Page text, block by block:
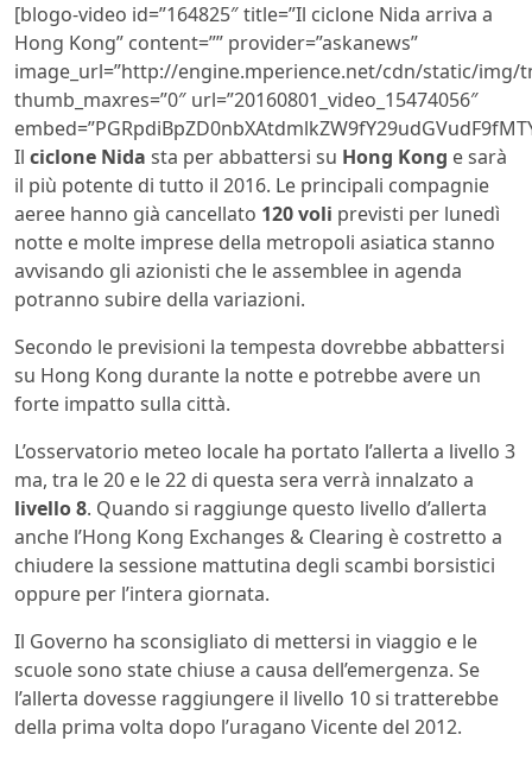
[blogo-video id=”164825″ title=”Il ciclone Nida arriva a
Hong Kong” content=”” provider=”askanews”
image_url=”http://engine.mperience.net/cdn/static/img/
thumb_maxres=”0″ url=”20160801_video_15474056″
Il ciclone Nida sta per abbattersi su Hong Kong e sarà
il più potente di tutto il 2016. Le principali compagnie
aeree hanno già cancellato 120 voli previsti per lunedì
notte e molte imprese della metropoli asiatica stanno
avvisando gli azionisti che le assemblee in agenda
potranno subire della variazioni.
Secondo le previsioni la tempesta dovrebbe abbattersi
su Hong Kong durante la notte e potrebbe avere un
forte impatto sulla città.
L’osservatorio meteo locale ha portato l’allerta a livello 3
ma, tra le 20 e le 22 di questa sera verrà innalzato a
livello 8. Quando si raggiunge questo livello d’allerta
anche l’Hong Kong Exchanges & Clearing è costretto a
chiudere la sessione mattutina degli scambi borsistici
oppure per l’intera giornata.
Il Governo ha sconsigliato di mettersi in viaggio e le
scuole sono state chiuse a causa dell’emergenza. Se
l’allerta dovesse raggiungere il livello 10 si tratterebbe
della prima volta dopo l’uragano Vicente del 2012.